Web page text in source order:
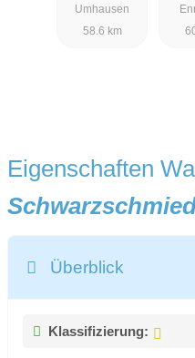
Umhausen
58.6 km
Eigenschaften
Überblick
Klassifizierung: